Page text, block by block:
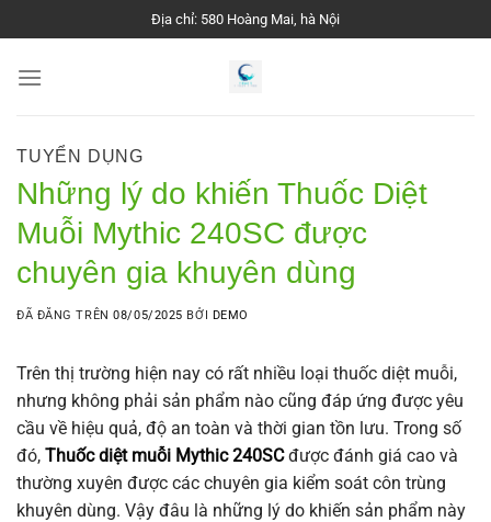
đến
nội
Địa chỉ: 580 Hoàng Mai, hà Nội
TUYỂN DỤNG
Những lý do khiến Thuốc Diệt
Muỗi Mythic 240SC được
chuyên gia khuyên dùng
ĐÃ ĐĂNG TRÊN08/05/2025 BỞI DEMO
Trên thị trường hiện nay có rất nhiều loại thuốc diệt muỗi,
nhưng không phải sản phẩm nào cũng đáp ứng được yêu
cầu về hiệu quả, độ an toàn và thời gian tồn lưu. Trong số
đó, Thuốc diệt muỗi Mythic 240SCđược đánh giá cao và
thường xuyên được các chuyên gia kiểm soát côn trùng
khuyên dùng. Vậy đâu là những lý do khiến sản phẩm này